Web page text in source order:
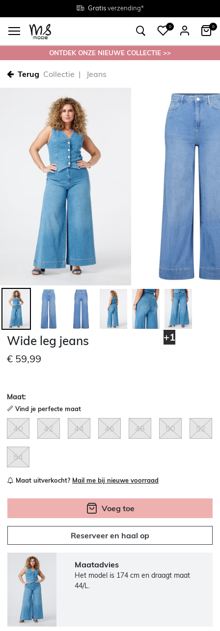
Gratisverzending*
Maten38 - 54
Gratisretourneren in de winkel
0 0
ONTDEK ONZE NIEUWE COLLECTIE >>
Terug Collectie Jeans
+1
Wide leg jeans
€ 59,99
Maat:
Vind je perfecte maat
40 42 44 46 48 50 52
54
Maat uitverkocht? Mail me bij nieuwe voorraad
Voeg toe
Reserveer en haal op
Maatadvies
Het model is 174 cm en draagt maat
44/L.